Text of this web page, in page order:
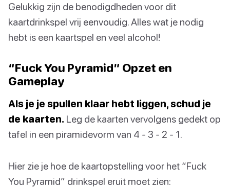
Gelukkig zijn de benodigdheden voor dit
kaartdrinkspel vrij eenvoudig. Alles wat je nodig
hebt is een kaartspel en veel alcohol!
“Fuck You Pyramid” Opzet en
Gameplay
Als je je spullen klaar hebt liggen, schud je
de kaarten. Leg de kaarten vervolgens gedekt op
tafel in een piramidevorm van 4 - 3 - 2 - 1.
Hier zie je hoe de kaartopstelling voor het “Fuck
You Pyramid” drinkspel eruit moet zien: